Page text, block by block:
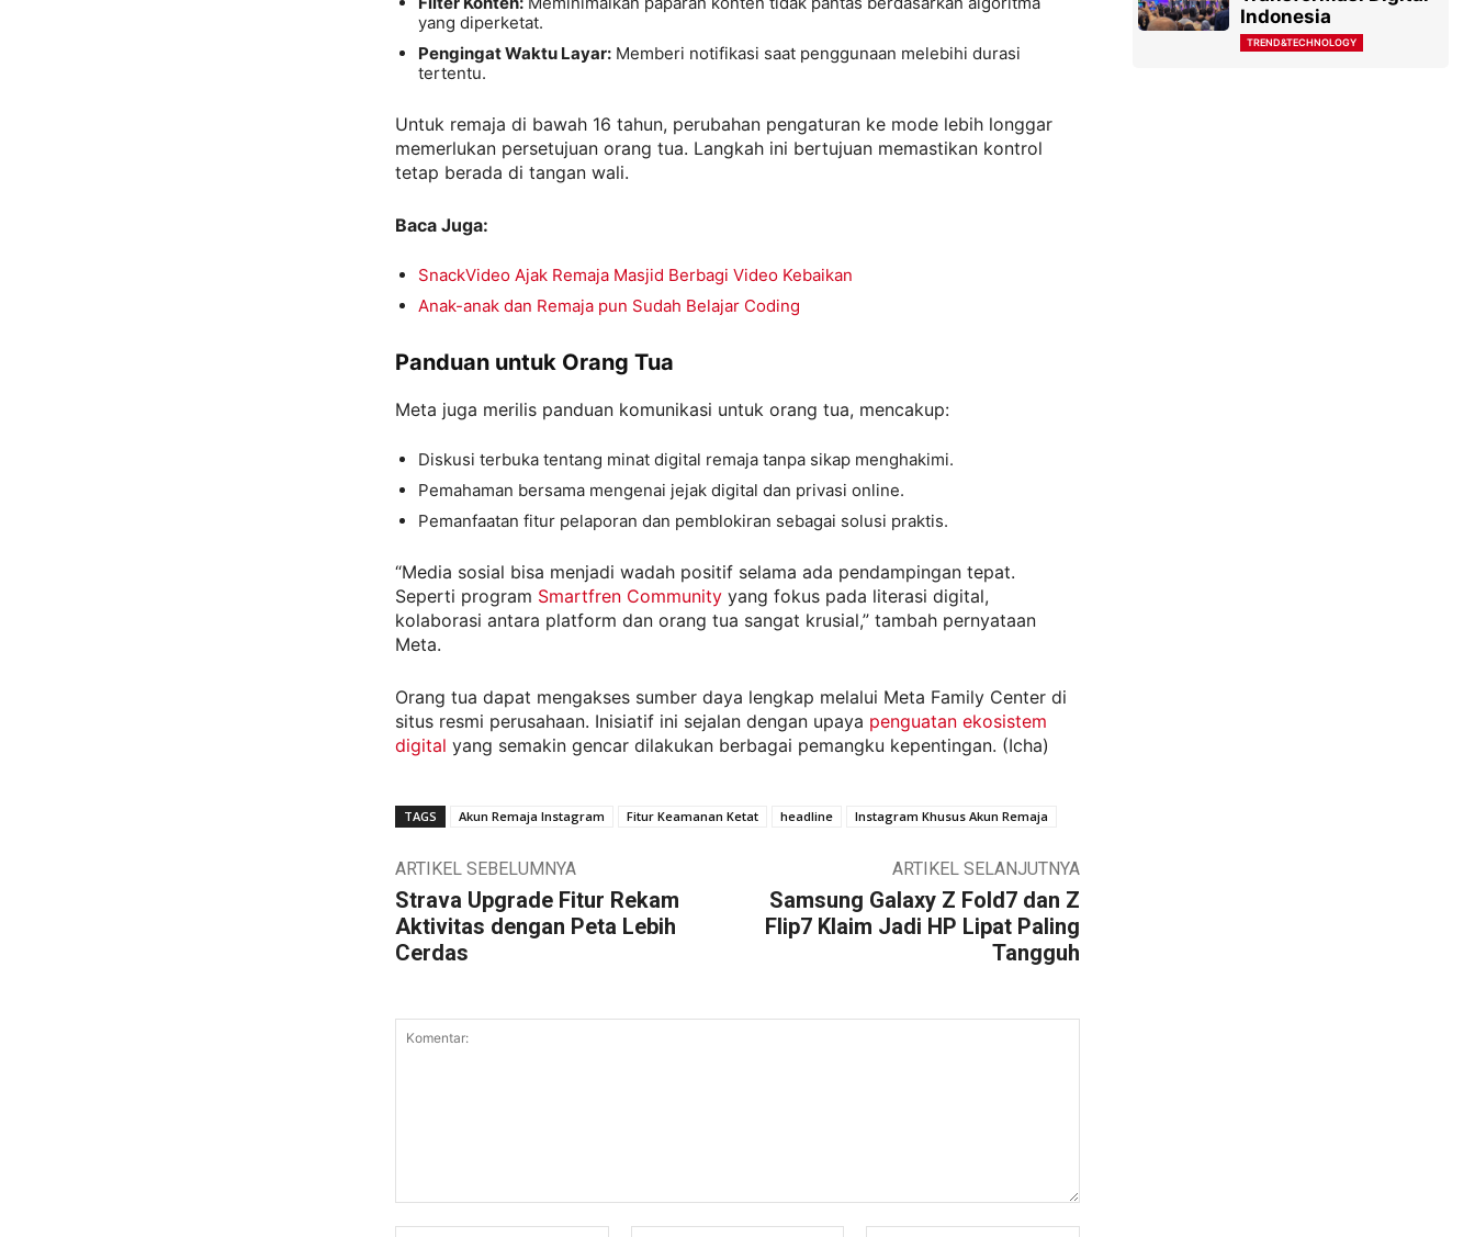
yang diperketat.
Pengingat Waktu Layar: Memberi notifikasi saat penggunaan melebihi durasi
tertentu.
Untuk remaja di bawah 16 tahun, perubahan pengaturan ke mode lebih longgar
memerlukan persetujuan orang tua. Langkah ini bertujuan memastikan kontrol
tetap berada di tangan wali.
Baca Juga:
SnackVideo Ajak Remaja Masjid Berbagi Video Kebaikan
Anak-anak dan Remaja pun Sudah Belajar Coding
Panduan untuk Orang Tua
Meta juga merilis panduan komunikasi untuk orang tua, mencakup:
Diskusi terbuka tentang minat digital remaja tanpa sikap menghakimi.
Pemahaman bersama mengenai jejak digital dan privasi online.
Pemanfaatan fitur pelaporan dan pemblokiran sebagai solusi praktis.
“Media sosial bisa menjadi wadah positif selama ada pendampingan tepat.
Seperti program Smartfren Community yang fokus pada literasi digital,
kolaborasi antara platform dan orang tua sangat krusial,” tambah pernyataan
Meta.
Orang tua dapat mengakses sumber daya lengkap melalui Meta Family Center di
situs resmi perusahaan. Inisiatif ini sejalan dengan upaya penguatan ekosistem
digital yang semakin gencar dilakukan berbagai pemangku kepentingan. (Icha)
TAGS Akun Remaja Instagram Fitur Keamanan Ketat headline Instagram Khusus Akun Remaja
ARTIKEL SEBELUMNYA
Strava Upgrade Fitur Rekam
Aktivitas dengan Peta Lebih
Cerdas
ARTIKEL SELANJUTNYA
Samsung Galaxy Z Fold7 dan Z
Flip7 Klaim Jadi HP Lipat Paling
Tangguh
Indonesia
TREND&TECHNOLOGY